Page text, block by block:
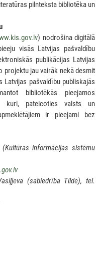
pilnteksta bibliotēka un
) nodrošina digitālā
visās Latvijas pašvaldību
publikācijas Latvijas
projektu jau vairāk nekā desmit
pašvaldību publiskajās
bibliotēkās pieejamos
kuri, pateicoties valsts un
ir pieejami bez
informācijas sistēmu
(sabiedrība Tilde), tel.